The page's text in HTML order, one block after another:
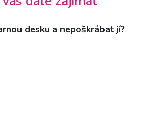
desku a nepoškrábat jí?